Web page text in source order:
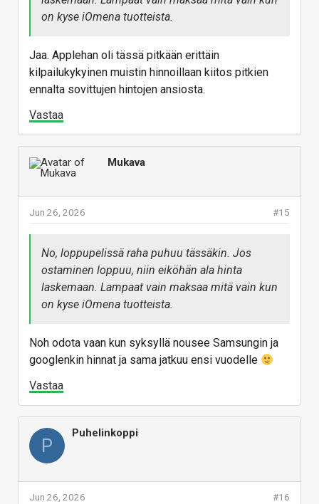
on kyse iOmena tuotteista.
Jaa. Applehan oli tässä pitkään erittäin
kilpailukykyinen muistin hinnoillaan kiitos pitkien
ennalta sovittujen hintojen ansiosta.
Vastaa
Mukava
#15
Jun 26, 2026
No, loppupelissä raha puhuu tässäkin. Jos
ostaminen loppuu, niin eiköhän ala hinta
laskemaan. Lampaat vain maksaa mitä vain kun
on kyse iOmena tuotteista.
Noh odota vaan kun syksyllä nousee Samsungin ja
googlenkin hinnat ja sama jatkuu ensi vuodelle
Vastaa
P
Puhelinkoppi
#16
Jun 26, 2026